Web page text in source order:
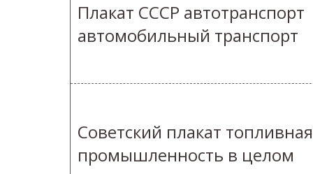
Плакат СССР автотранспорт
автомобильный транспорт
Советский плакат топливная
промышленность в целом